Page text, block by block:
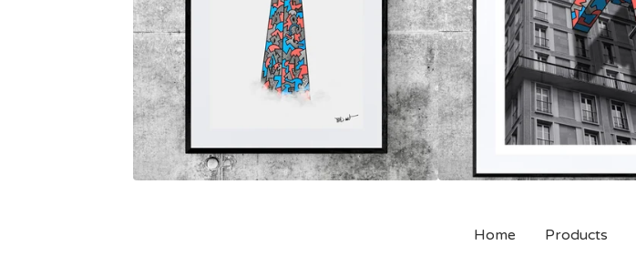
Home Products